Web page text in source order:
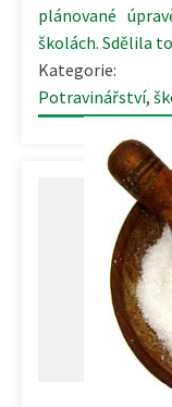
plánované
školách. Sdělila
Kategorie:
Potravinářství,